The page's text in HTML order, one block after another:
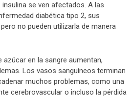
se ven afectados. A las
diabética tipo 2, sus
no pueden utilizarla de manera
azúcar en la sangre aumentan,
Los vasos sanguíneos terminan
muchos problemas, como una
cerebrovascular o incluso la pérdida